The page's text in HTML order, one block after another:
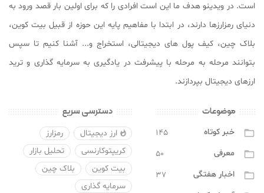
است. در ویدینو هدف ما این است افرادی را که برای اولین بار قصد ورود به
دنیای رمزارزها دارند، در ابتدا با مفاهیم پایه این حوزه از قبیل بیت کوین،
بلاک چین، کیف پول های دیجیتالی، استخراج و... آشنا کنیم تا سپس
بتوانند مرحله به مرحله با پیشرفت در یادگیری به سرمایه گذاری و ترید
ارزهای دیجیتال بپردازند.
موضوعات

خبر کوتاه ۱۴۵
 معرفی ۵۰
 اخبار هفتگی ۳۷
دسترسی سریع
 ارز دیجیتال
رمزارز
کریپتوکارنسی
تحلیل بازار
بیت کوین
بلاک چین
سرمایه گذاری